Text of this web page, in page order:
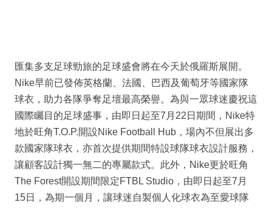
匯集多支足球勁旅的足球盛會將在今天於俄羅斯展開。
Nike早前已發佈英格蘭、法國、巴西及葡萄牙等國家隊
球衣，助力各隊爭奪足壇最高榮譽。為與一眾球迷慶祝這
國際矚目的足球盛事，由即日起至7月22日期間，Nike特
地於旺角T.O.P.開設Nike Football Hub，場內不但展出多
款國家隊球衣，亦首次提供期間特設球隊球衣設計服務，
讓顧客設計獨一無二的專屬款式。此外，Nike更於旺角
The Forest開設期間限定FTBL Studio，由即日起至7月
15日，為期一個月，讓球迷自製個人化球衣為至愛球隊